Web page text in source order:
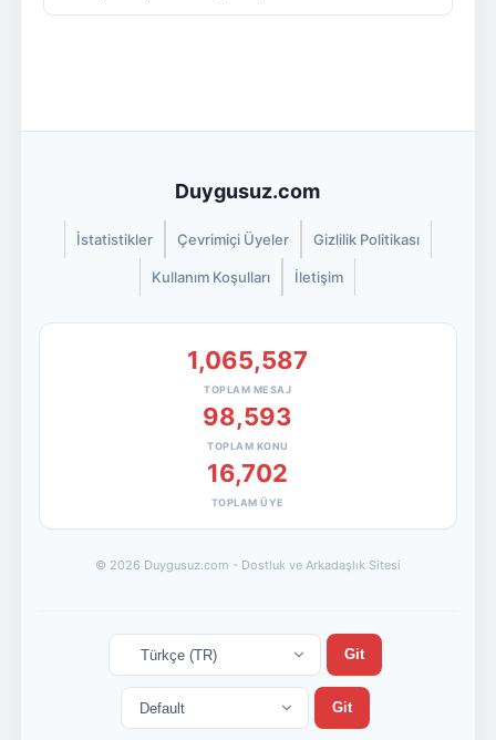
Duygusuz.com
İstatistikler Çevrimiçi Üyeler Gizlilik Politikası
Kullanım Koşulları İletişim
1,065,587
TOPLAM MESAJ
98,593
TOPLAM KONU
16,702
TOPLAM ÜYE
© 2026 Duygusuz.com - Dostluk ve Arkadaşlık Sitesi